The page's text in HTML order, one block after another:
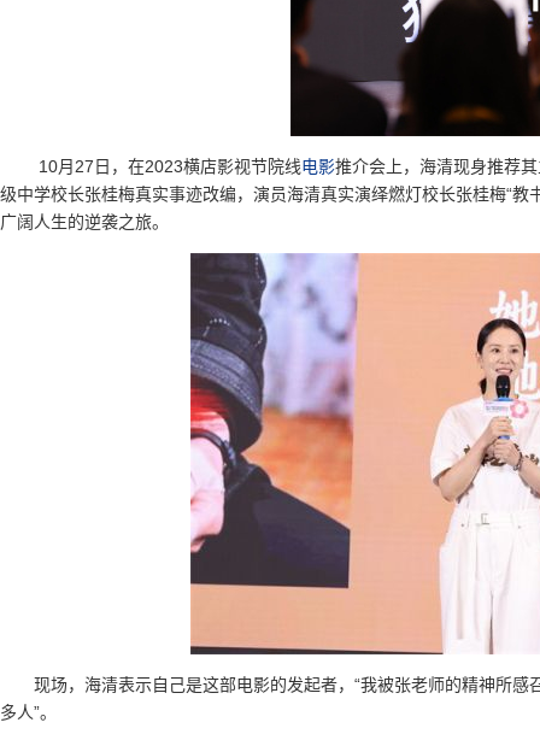
10月27日，在2023横店影视节院线电影推介会上，海清现身推荐
级中学校长张桂梅真实事迹改编，演员海清真实演绎燃灯校长张桂梅“
广阔人生的逆袭之旅。
现场，海清表示自己是这部电影的发起者，“我被张老师的精神所
多人”。